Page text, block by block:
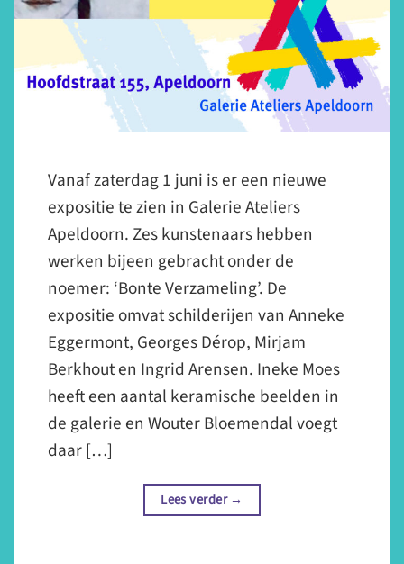
Vanaf zaterdag 1 juni is er een nieuwe
expositie te zien in Galerie Ateliers
Apeldoorn. Zes kunstenaars hebben
werken bijeen gebracht onder de
noemer: ‘Bonte Verzameling’. De
expositie omvat schilderijen van Anneke
Eggermont, Georges Dérop, Mirjam
Berkhout en Ingrid Arensen. Ineke Moes
heeft een aantal keramische beelden in
de galerie en Wouter Bloemendal voegt
daar […]
Lees verder→